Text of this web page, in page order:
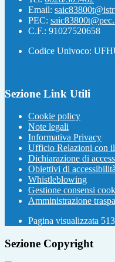
Email:
PEC:
C.F.: 91027520658
Codice Univoco:
Sezione Link Utili
Cookie policy
Note legali
Informativa Privacy
Ufficio Relazioni con
Dichiarazione di
Obiettivi di accessibilità
Whistleblowing
Gestione consensi
Amministrazione
Pagina visualizzata
Sezione Copyright